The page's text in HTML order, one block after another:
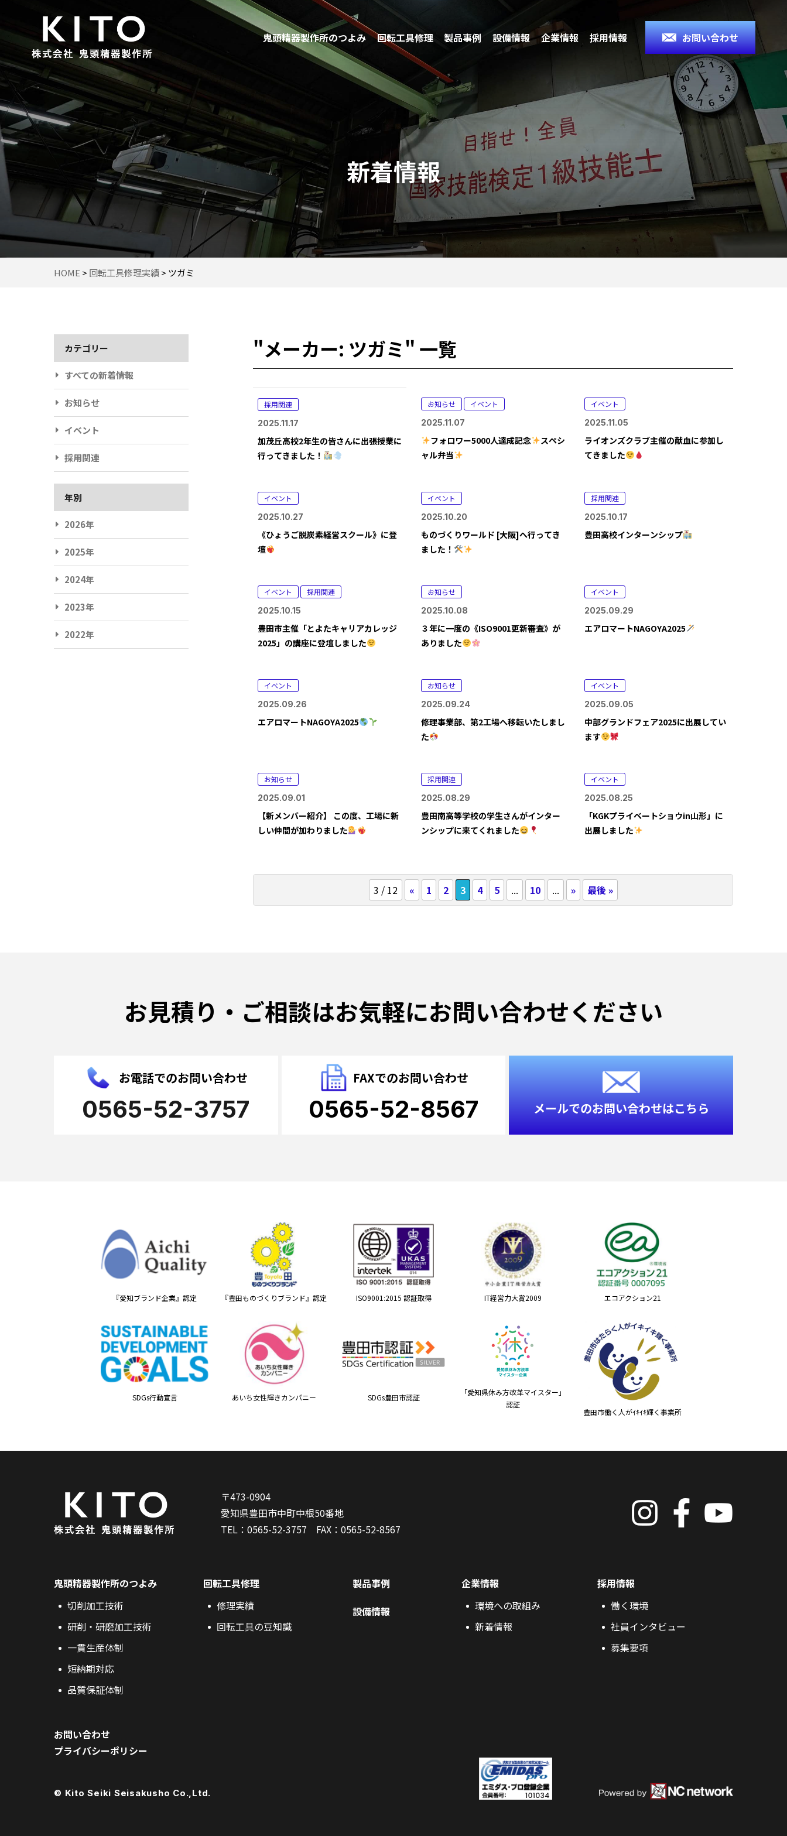
鬼頭精器製作所のつよみ
鬼頭精器製作所のつよみ
多種多様な業界に適合した確かなモノづくり
技術で、お客様の課題を解決します。
詳しくはこちら
切削加工技術 一貫生産体制
短納期対応 品質保証体制
回転工具修理
回転工具修理
詳しくはこちら
修理実績 回転工具の豆知識
製品事例 設備情報 企業情報
企業情報
詳しくはこちら
環境への取組み
採用情報
採用情報
詳しくはこちら
募集要項
お問い合わせ
新着情報
HOME > 回転工具修理実績> ツガミ
カテゴリー
すべての新着情報
お知らせ
イベント
採用関連
年別
2026年
2025年
2024年
2023年
2022年
"メーカー: ツガミ" 一覧
採用関連
2025.11.17
加茂丘高校2年生の皆さんに出張授業に
行ってきました！
お知らせ
イベント
2025.11.07
フォロワー5000人達成記念
スペシ
ャル弁当
イベント
2025.11.05
ライオンズクラブ主催の献血に参加し
てきました
イベント
2025.10.27
《ひょうご脱炭素経営スクール》に登
壇
イベント
2025.10.20
ものづくりワールド [大阪]へ行ってき
ました！
採用関連
2025.10.17
豊田高校インターンシップ
イベント
採用関連
2025.10.15
豊田市主催「とよたキャリアカレッジ
2025」の講座に登壇しました
お知らせ
2025.10.08
３年に一度の《ISO9001更新審査》が
ありました
イベント
2025.09.29
エアロマートNAGOYA2025
イベント
2025.09.26
エアロマートNAGOYA2025
お知らせ
2025.09.24
修理事業部、第2工場へ移転いたしまし
た
イベント
2025.09.05
中部グランドフェア2025に出展してい
ます
お知らせ
2025.09.01
【新メンバー紹介】 この度、工場に新
しい仲間が加わりました
採用関連
2025.08.29
豊田南高等学校の学生さんがインター
ンシップに来てくれました
イベント
2025.08.25
「KGKプライベートショウin山形」に
出展しました
3 / 12 « 1 2 3 4 5 ... 10 ... » 最後 »
お見積り・ご相談はお気軽にお問い合わせください
お電話でのお問い合わせ
0565-52-3757
FAXでのお問い合わせ
0565-52-8567 メールでのお問い合わせはこちら
『愛知ブランド企業』認定 『豊田ものづくりブランド』認定 ISO9001:2015 認証取得 IT経営力大賞2009 エコアクション21
SDGs行動宣言 あいち女性輝きカンパニー SDGs豊田市認証
「愛知県休み方改革マイスター」
認証
豊田市働く人がｲｷｲｷ輝く事業所
〒473-0904
愛知県豊田市中町中根50番地
TEL： 0565-52-3757 FAX：0565-52-8567
鬼頭精器製作所のつよみ
切削加工技術
研削・研磨加工技術
一貫生産体制
短納期対応
品質保証体制
回転工具修理
修理実績
回転工具の豆知識
製品事例
設備情報
企業情報
環境への取組み
新着情報
採用情報
働く環境
社員インタビュー
募集要項
お問い合わせ
プライバシーポリシー
© Kito Seiki Seisakusho Co.,Ltd.